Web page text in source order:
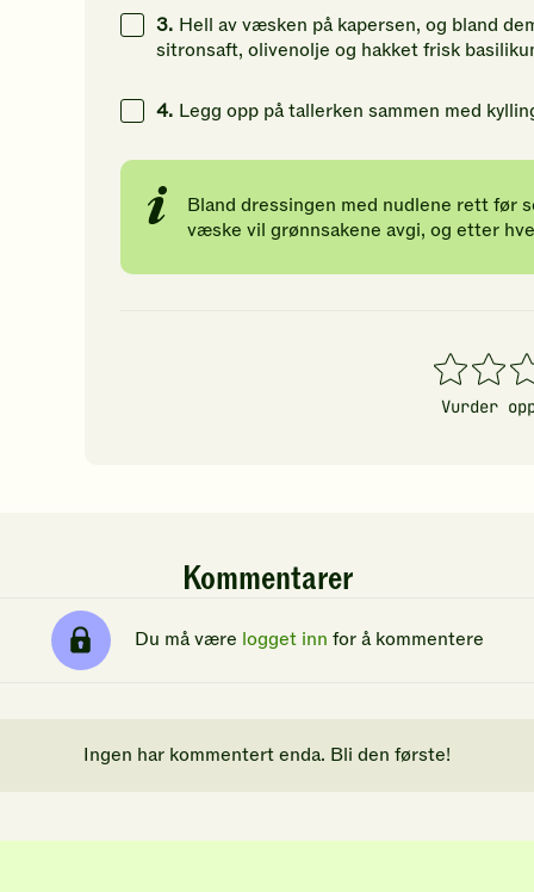
3. Hell av væsken på kapersen, og bland
sitronsaft, olivenolje og hakket frisk
4. Legg opp på tallerken sammen med
Bland dressingen med nudlene rett før
væske vil grønnsakene avgi, og etter
1
stjerner
2
stjerner
3
Vurder
Kommentarer
Du må være logget inn for å kommentere
Ingen har kommentert enda. Bli den første!